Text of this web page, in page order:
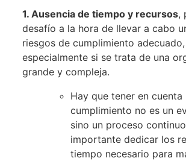
1. Ausencia de tiempo y recursos,
desafío a la hora de llevar a cabo
riesgos de cumplimiento adecuado,
especialmente si se trata de una
grande y compleja.
Hay que tener en cuenta
cumplimiento no es un
sino un proceso
importante dedicar los
tiempo necesario para